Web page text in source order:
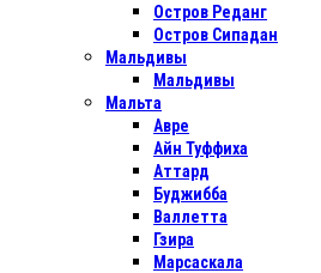
Остров Реданг
Остров Сипадан
Мальдивы
Мальдивы
Мальта
Авре
Айн Туффиха
Аттард
Буджибба
Валлетта
Гзира
Марсаскала